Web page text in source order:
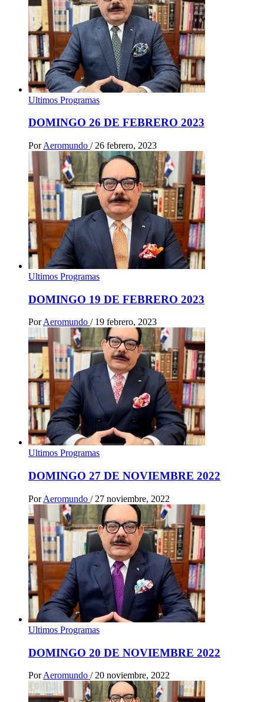
Ultimos Programas
DOMINGO 26 DE FEBRERO 2023
Por Aeromundo / 26 febrero, 2023
Ultimos Programas
DOMINGO 19 DE FEBRERO 2023
PorAeromundo / 19 febrero, 2023
Ultimos Programas
DOMINGO 27 DE NOVIEMBRE 2022
Por Aeromundo / 27 noviembre, 2022
Ultimos Programas
DOMINGO 20 DE NOVIEMBRE 2022
Por Aeromundo / 20 noviembre, 2022